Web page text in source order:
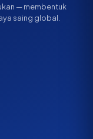
— membentuk
saing global.